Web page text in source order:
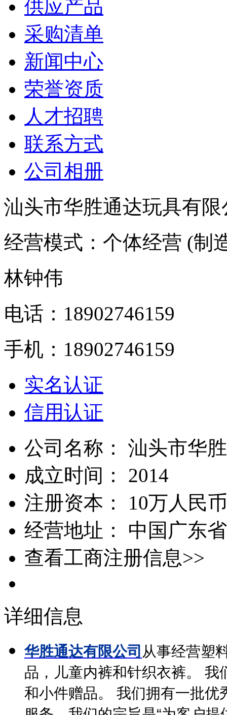
供应产品
采购清单
新闻中心
荣誉资质
人才招聘
联系方式
公司相册
汕头市华胜通达玩具有限
经营模式：个体经营 (制
林钟伟
电话：18902746159
手机：18902746159
实名认证
信用认证
公司名称： 汕头市华
成立时间： 2014
注册资本： 10万人民币
经营地址： 中国广东
查看工商注册信息>>
详细信息
华胜通达有限公司 从事经营塑
品，儿童内裤和针织衣裤。 我
和小件赠品。 我们拥有一批